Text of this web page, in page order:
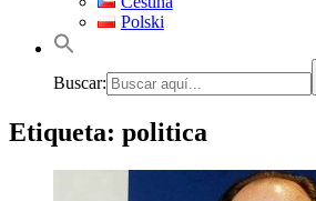
Polski
Buscar:
Etiqueta: politica